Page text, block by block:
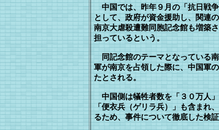
中国では、昨年９月の「抗日戦争
として、政府が資金援助し、関連
南京大虐殺遭難同胞記念館も増築
担っているという。
同記念館のテーマとなっている南
軍が南京を占領した際に、中国軍
たとされる。
中国側は犠牲者数を「３０万人」
「便衣兵（ゲリラ兵）」も含まれ
るため、事件について徹底した検